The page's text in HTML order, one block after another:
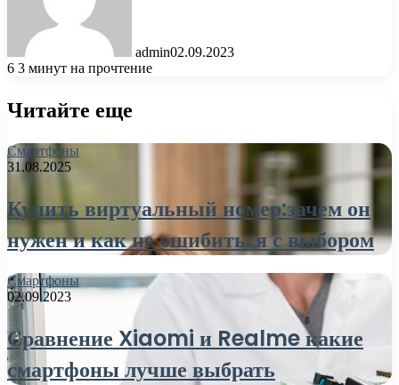
admin02.09.2023
6 3 минут на прочтение
Читайте еще
Смартфоны
31.08.2025
Купить виртуальный номер:зачем он
нужен и как не ошибиться с выбором
Смартфоны
02.09.2023
Сравнение Xiaomi и Realme какие
смартфоны лучше выбрать